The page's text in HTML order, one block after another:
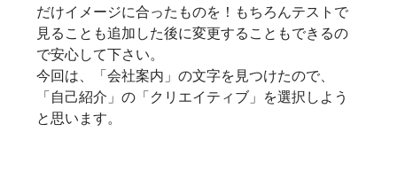
だけイメージに合ったものを！もちろんテストで
見ることも追加した後に変更することもできるの
で安心して下さい。
今回は、「会社案内」の文字を見つけたので、
「自己紹介」の「クリエイティブ」を選択しよう
と思います。